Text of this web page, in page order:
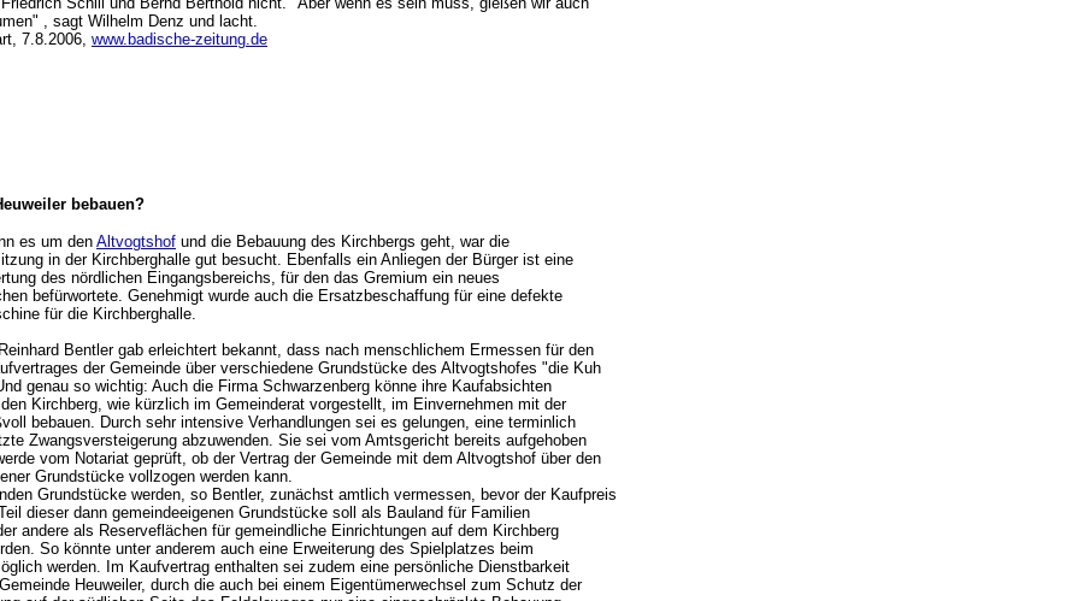
, sagt Wilhelm Denz und lacht.
7.8.2006, www.badische-zeitung.de
bebauen?
es um denAltvogtshof und die Bebauung des Kirchbergs geht, war die
in der Kirchberghalle gut besucht. Ebenfalls ein Anliegen der Bürger ist eine
des nördlichen Eingangsbereichs, für den das Gremium ein neues
befürwortete. Genehmigt wurde auch die Ersatzbeschaffung für eine defekte
für die Kirchberghalle.
Bentler gab erleichtert bekannt, dass nach menschlichem Ermessen für den
der Gemeinde über verschiedene Grundstücke des Altvogtshofes "die Kuh
genau so wichtig: Auch die Firma Schwarzenberg könne ihre Kaufabsichten
Kirchberg, wie kürzlich im Gemeinderat vorgestellt, im Einvernehmen mit der
bebauen. Durch sehr intensive Verhandlungen sei es gelungen, eine terminlich
Zwangsversteigerung abzuwenden. Sie sei vom Amtsgericht bereits aufgehoben
vom Notariat geprüft, ob der Vertrag der Gemeinde mit dem Altvogtshof über den
Grundstücke vollzogen werden kann.
Grundstücke werden, so Bentler, zunächst amtlich vermessen, bevor der Kaufpreis
dieser dann gemeindeeigenen Grundstücke soll als Bauland für Familien
andere als Reserveflächen für gemeindliche Einrichtungen auf dem Kirchberg
So könnte unter anderem auch eine Erweiterung des Spielplatzes beim
werden. Im Kaufvertrag enthalten sei zudem eine persönliche Dienstbarkeit
Heuweiler, durch die auch bei einem Eigentümerwechsel zum Schutz der